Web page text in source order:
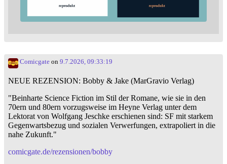
Comicgate on 9.7.2026, 09:33:19
NEUE REZENSION: Bobby & Jake (MarGravio Verlag)
"Beinharte Science Fiction im Stil der Romane, wie sie in den
70ern und 80ern vorzugsweise im Heyne Verlag unter dem
Lektorat von Wolfgang Jeschke erschienen sind: SF mit starkem
Gegenwartsbezug und sozialen Verwerfungen, extrapoliert in die
nahe Zukunft."
comicgate.de/rezensionen/bobby